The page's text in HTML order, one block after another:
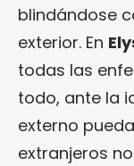
blindándose
exterior. En
todas las
todo, ante la
externo
extranjeros